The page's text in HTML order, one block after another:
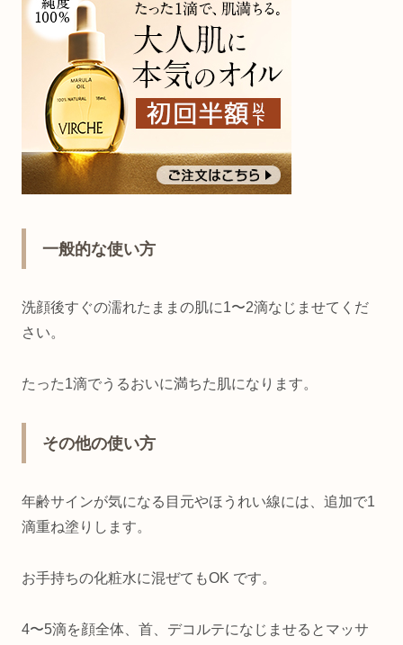
一般的な使い方
洗顔後すぐの濡れたままの肌に1〜2滴なじませてくだ
さい。
たった1滴でうるおいに満ちた肌になります。
その他の使い方
年齢サインが気になる目元やほうれい線には、追加で1
滴重ね塗りします。
お手持ちの化粧水に混ぜてもOK です。
4〜5滴を顔全体、首、デコルテになじませるとマッサ